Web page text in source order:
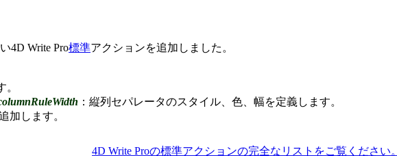
4D Write Pro標準アクションを追加しました。
：縦列セパレータのスタイル、色、幅を定義します。
加します。
4D Write Proの標準アクションの完全なリストをご覧ください。